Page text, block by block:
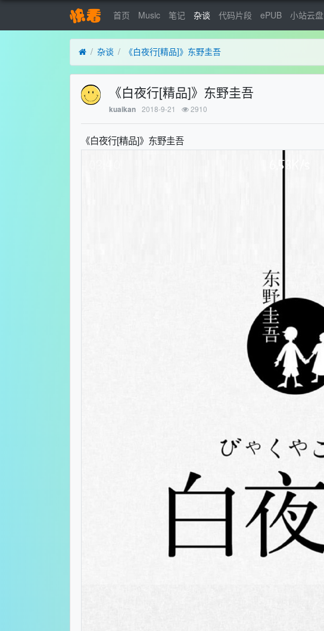
首页 Music 笔记 杂谈 代码片段 ePUB 小站云盘
杂谈 《白夜行[精品]》东野圭吾
《白夜行[精品]》东野圭吾
kuaikan 2018-9-21 2910
《白夜行[精品]》东野圭吾